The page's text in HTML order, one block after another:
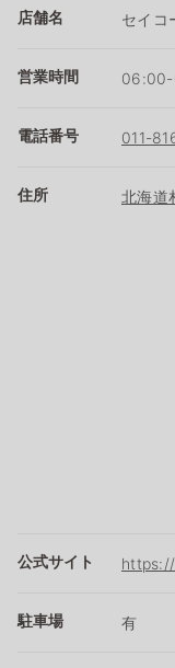
店舗名 セイコ
営業時間
電話番号 011-
住所 北海道
公式サイト
駐車場 有